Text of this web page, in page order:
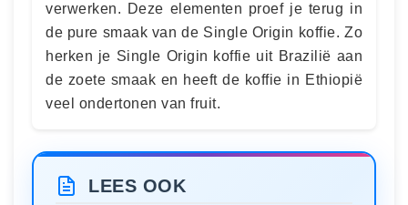
verwerken. Deze elementen proef je terug in
de pure smaak van de Single Origin koffie. Zo
herken je Single Origin koffie uit Brazilië aan
de zoete smaak en heeft de koffie in Ethiopië
veel ondertonen van fruit.
LEES OOK